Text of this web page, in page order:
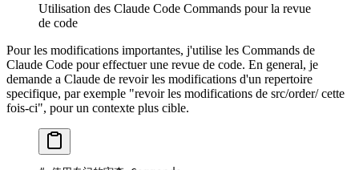
Utilisation des Claude Code Commands pour la revue
de code
Pour les modifications importantes, j'utilise les Commands de
Claude Code pour effectuer une revue de code. En general, je
demande a Claude de revoir les modifications d'un repertoire
specifique, par exemple "revoir les modifications de src/order/ cette
fois-ci", pour un contexte plus cible.